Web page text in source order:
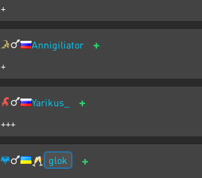
+
Annigiliator +
+
Yarikus_ +
+++
🥂 glok +